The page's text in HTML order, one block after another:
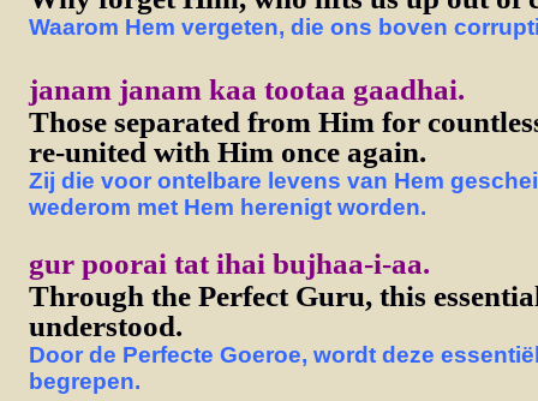
Waarom Hem vergeten, die ons boven
janam janam kaa tootaa gaadhai.
Those separated from Him for
re-united with Him once again.
Zij die voor ontelbare levens van Hem
wederom met Hem herenigt worden.
gur poorai tat ihai bujhaa-i-aa.
Through the Perfect Guru, this
understood.
Door de Perfecte Goeroe, wordt deze
begrepen.